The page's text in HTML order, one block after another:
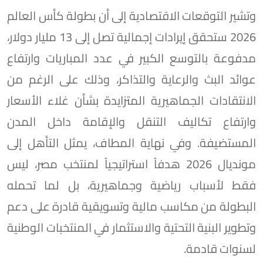
وتشير التوقعات الاقتصادية إلى أن بطولة كأس العالم
2026 ستحقق إيرادات إجمالية تصل إلى 13 مليار دولار،
مدفوعة بالتوسع الكبير في عدد المباريات وارتفاع
عوائد البث والرعاية والتذاكر، وذلك على الرغم من
الانتقادات الجماهيرية المتزايدة بشأن غلاء الأسعار
وارتفاع تكاليف التنقل والإقامة داخل المدن
المستضيفة. وفي نهاية المطاف، يمثل التأهل إلى
مونديال 2026 هدفاً استراتيجياً لمنتخب مصر، ليس
فقط لأسباب رياضية وجماهيرية، بل لما تحمله
البطولة من مكاسب مالية وتسويقية قادرة على دعم
وتطوير البنية التحتية والاستثمار في المنتخبات الوطنية
لسنوات قادمة.